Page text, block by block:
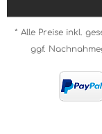
* Alle Preise inkl.
ggf.